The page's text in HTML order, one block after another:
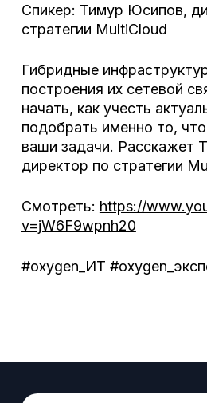
Спикер: Тимур Юсипов,
стратегии MultiCloud
Гибридные
построения их сетевой
начать, как учесть
подобрать именно то,
ваши задачи. Расскажет
директор по стратегии
Смотреть: https://
v=jW6F9wpnh20
#oxygen_ИТ